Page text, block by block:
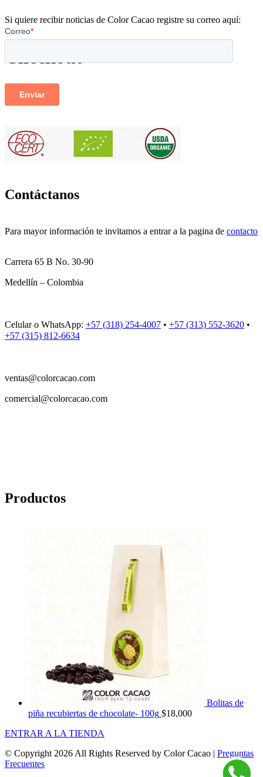
Checkout
Si quiere recibir noticias de Color Cacao registre su correo aquí:
Contáctanos
Para mayor información te invitamos a entrar a la pagina de contacto
Carrera 65 B No. 30-90
Medellín – Colombia
Celular o WhatsApp: +57 (318) 254-4007 • +57 (313) 552-3620 •
+57 (315) 812-6634
ventas@colorcacao.com
comercial@colorcacao.com
Productos
Bolitas de
piña recubiertas de chocolate- 100g $18,000
ENTRAR A LA TIENDA
© Copyright 2026 All Rights Reserved by Color Cacao | Preguntas
Frecuentes